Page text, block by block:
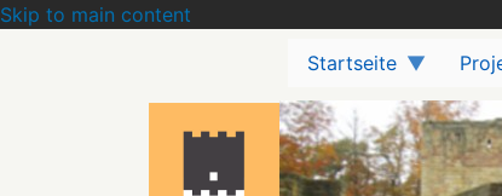
Skip to main content
Startseite